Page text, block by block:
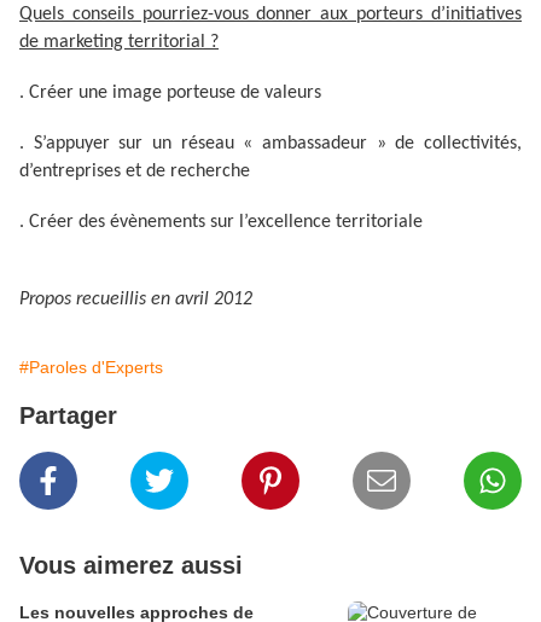
Quels conseils pourriez-vous donner aux porteurs d’initiatives
de marketing territorial ?
. Créer une image porteuse de valeurs
. S’appuyer sur un réseau « ambassadeur » de collectivités,
d’entreprises et de recherche
. Créer des évènements sur l’excellence territoriale
Propos recueillis en avril 2012
#Paroles d'Experts
Partager
Vous aimerez aussi
Les nouvelles approches de